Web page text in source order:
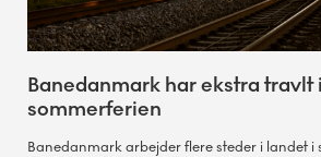
Banedanmark har ekstra travlt
sommerferien
Banedanmark arbejder flere steder i landet i